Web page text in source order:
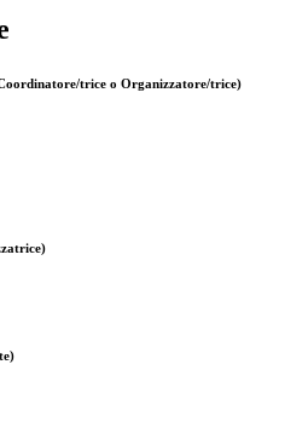
trice o Organizzatore/trice)